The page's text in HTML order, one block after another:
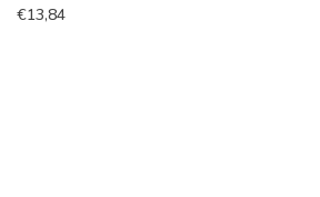
€13,84